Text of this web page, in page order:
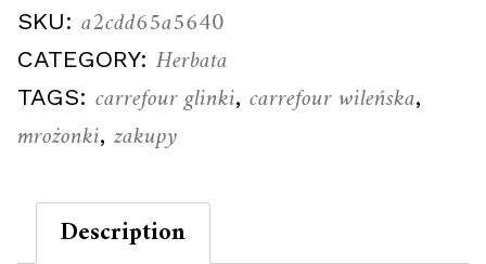
SKU: a2cdd65a5640
CATEGORY: Herbata
TAGS: carrefour glinki, carrefour wileńska,
mrożonki, zakupy
Description